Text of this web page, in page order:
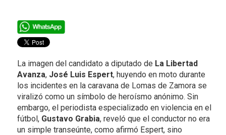
La imagen del candidato a diputado de La Libertad
Avanza, José Luis Espert, huyendo en moto durante
los incidentes en la caravana de Lomas de Zamora se
viralizó como un símbolo de heroísmo anónimo. Sin
embargo, el periodista especializado en violencia en el
fútbol, Gustavo Grabia, reveló que el conductor no era
un simple transeúnte, como afirmó Espert, sino